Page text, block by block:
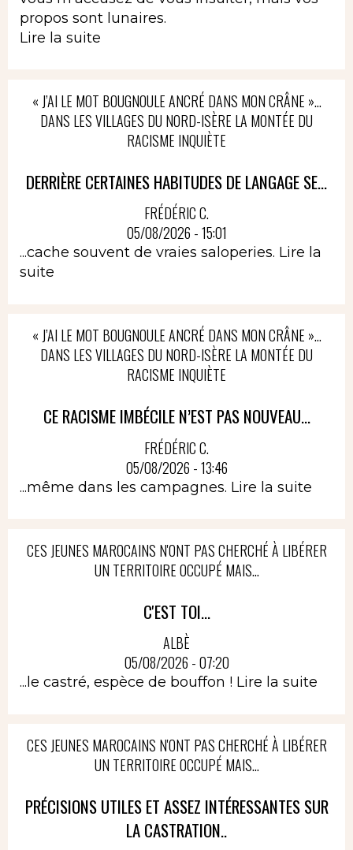
propos sont lunaires.
Lire la suite
« J’AI LE MOT BOUGNOULE ANCRÉ DANS MON CRÂNE »…
DANS LES VILLAGES DU NORD-ISÈRE LA MONTÉE DU
RACISME INQUIÈTE
DERRIÈRE CERTAINES HABITUDES DE LANGAGE SE...
FRÉDÉRIC C.
05/08/2026 - 15:01
...cache souvent de vraies saloperies. Lire la
suite
« J’AI LE MOT BOUGNOULE ANCRÉ DANS MON CRÂNE »…
DANS LES VILLAGES DU NORD-ISÈRE LA MONTÉE DU
RACISME INQUIÈTE
CE RACISME IMBÉCILE N’EST PAS NOUVEAU...
FRÉDÉRIC C.
05/08/2026 - 13:46
...même dans les campagnes. Lire la suite
CES JEUNES MAROCAINS N'ONT PAS CHERCHÉ À LIBÉRER
UN TERRITOIRE OCCUPÉ MAIS...
C'EST TOI...
ALBÈ
05/08/2026 - 07:20
...le castré, espèce de bouffon ! Lire la suite
CES JEUNES MAROCAINS N'ONT PAS CHERCHÉ À LIBÉRER
UN TERRITOIRE OCCUPÉ MAIS...
PRÉCISIONS UTILES ET ASSEZ INTÉRESSANTES SUR
LA CASTRATION..